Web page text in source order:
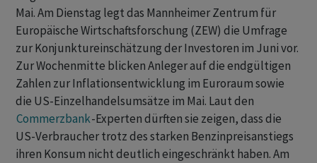
Mai. Am ​Dienstag legt das Mannheimer Zentrum für
Europäische Wirtschaftsforschung (ZEW) die Umfrage
zur Konjunktureinschätzung der Investoren im Juni vor.
⁠Zur Wochenmitte blicken Anleger auf die endgültigen
Zahlen zur Inflationsentwicklung im Euroraum sowie
die US-Einzelhandelsumsätze im Mai. Laut den
Commerzbank-Experten dürften ​sie zeigen, dass die
US-Verbraucher trotz ⁠des starken Benzinpreisanstiegs
ihren Konsum nicht deutlich eingeschränkt haben. Am